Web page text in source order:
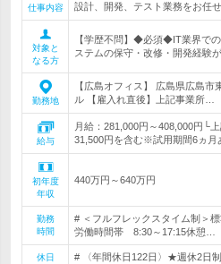
仕事内容
設計、開発、テスト業務をお任せ
対象と
なる方
【学歴不問】◆必須◆IT業界で
ステムの保守・改修・開発経験
勤務地
【広島オフィス】 広島県広島
ル 【雇入れ直後】上記事業所…
給与
月給：281,000円～408,000円└
31,500円を含む※試用期間6ヵ月
初年度
年収
440万円～640万円
勤務
時間
# ＜フルフレックスタイム制＞
労働時間帯 8:30～17:15休憩…
休日
# 〈年間休日122日〉★週休2日